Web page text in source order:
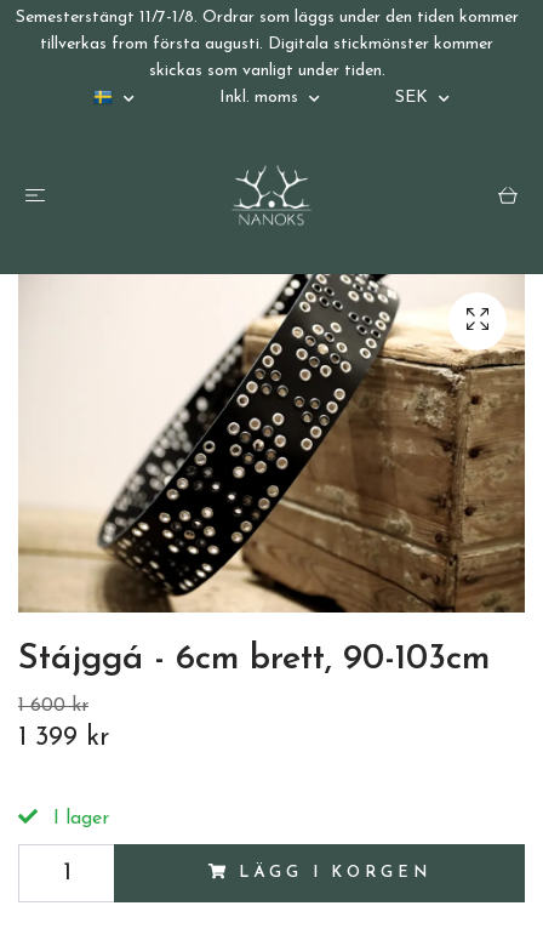
Semesterstängt 11/7-1/8. Ordrar som läggs under den tiden kommer
tillverkas from första augusti. Digitala stickmönster kommer
skickas som vanligt under tiden.
Inkl. moms
SEK
Stájggá - 6cm brett, 90-103cm
1 600 kr
1 399 kr
I lager
LÄGG I KORGEN